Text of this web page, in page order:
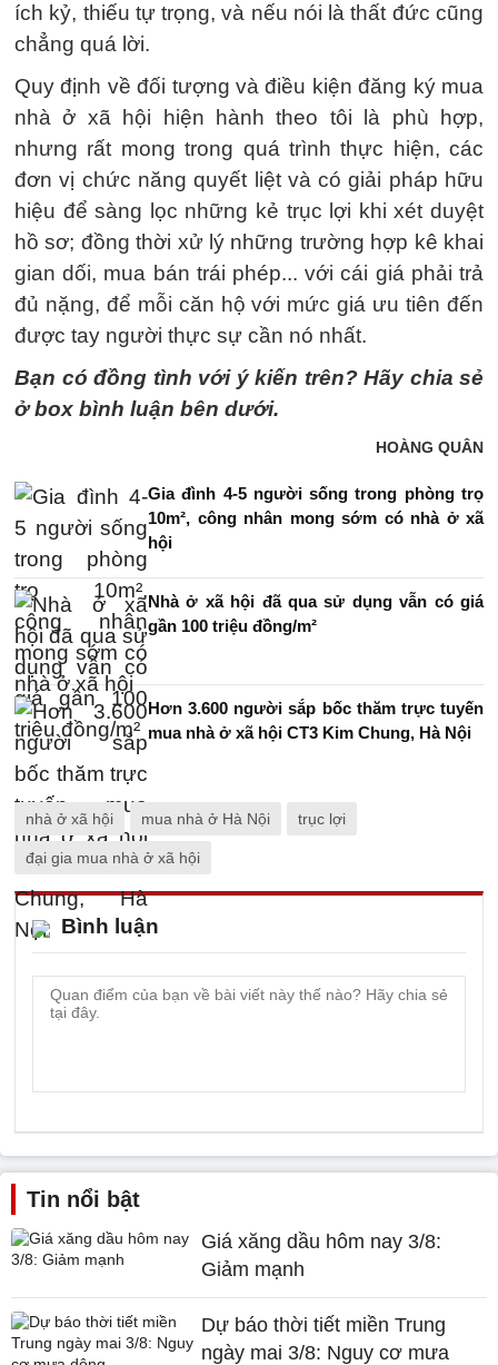
ích kỷ, thiếu tự trọng, và nếu nói là thất đức cũng
chẳng quá lời.
Quy định về đối tượng và điều kiện đăng ký mua
nhà ở xã hội hiện hành theo tôi là phù hợp,
nhưng rất mong trong quá trình thực hiện, các
đơn vị chức năng quyết liệt và có giải pháp hữu
hiệu để sàng lọc những kẻ trục lợi khi xét duyệt
hồ sơ; đồng thời xử lý những trường hợp kê khai
gian dối, mua bán trái phép... với cái giá phải trả
đủ nặng, để mỗi căn hộ với mức giá ưu tiên đến
được tay người thực sự cần nó nhất.
Bạn có đồng tình với ý kiến trên? Hãy chia sẻ
ở box bình luận bên dưới.
HOÀNG QUÂN
Gia đình 4-5 người sống trong phòng trọ
10m², công nhân mong sớm có nhà ở xã
hội
Nhà ở xã hội đã qua sử dụng vẫn có giá
gần 100 triệu đồng/m²
Hơn 3.600 người sắp bốc thăm trực tuyến
mua nhà ở xã hội CT3 Kim Chung, Hà Nội
nhà ở xã hội mua nhà ở Hà Nội trục lợi
đại gia mua nhà ở xã hội
Bình luận
Tin nổi bật
Giá xăng dầu hôm nay 3/8:
Giảm mạnh
Dự báo thời tiết miền Trung
ngày mai 3/8: Nguy cơ mưa